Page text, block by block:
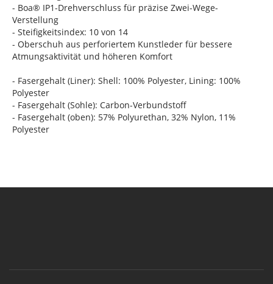
- Boa® IP1-Drehverschluss für präzise Zwei-Wege-
Verstellung
- Steifigkeitsindex: 10 von 14
- Oberschuh aus perforiertem Kunstleder für bessere
Atmungsaktivität und höheren Komfort
- Fasergehalt (Liner): Shell: 100% Polyester, Lining: 100%
Polyester
- Fasergehalt (Sohle): Carbon-Verbundstoff
- Fasergehalt (oben): 57% Polyurethan, 32% Nylon, 11%
Polyester